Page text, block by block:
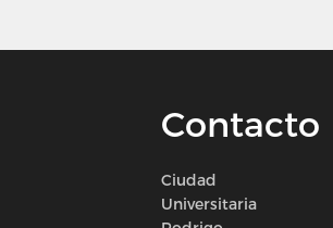
Contacto
Ciudad
Universitaria